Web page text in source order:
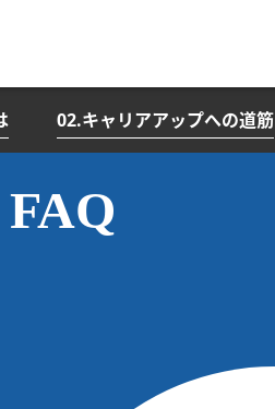
02.キャリアアップへの道筋
FAQ